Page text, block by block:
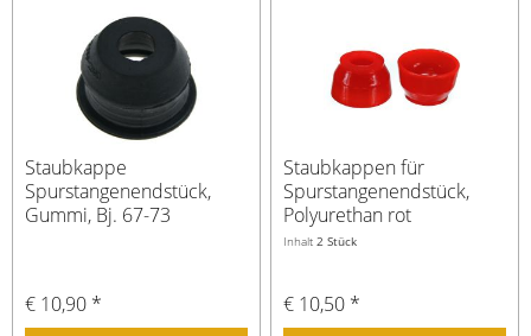
Staubkappe
Spurstangenendstück,
Gummi, Bj. 67-73
€ 10,90 *
Staubkappen für
Spurstangenendstück,
Polyurethan rot
Inhalt2 Stück
€ 10,50 *